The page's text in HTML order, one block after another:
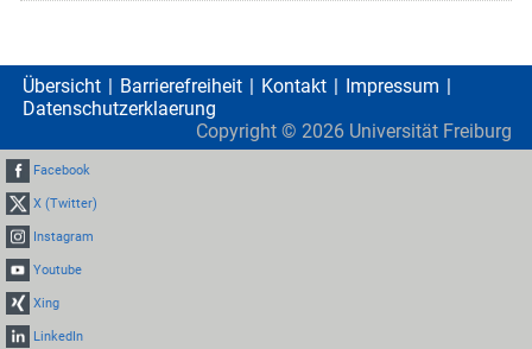
Übersicht Barrierefreiheit Kontakt
Impressum
Datenschutzerklaerung
Copyright © 2026 Universität Freiburg
Facebook
X (Twitter)
Instagram
Youtube
Xing
LinkedIn